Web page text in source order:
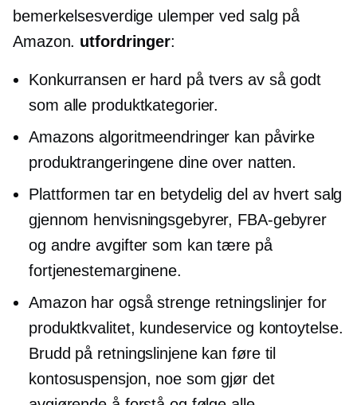
bemerkelsesverdige ulemper ved salg på
Amazon. utfordringer:
Konkurransen er hard på tvers av så godt
som alle produktkategorier.
Amazons algoritmeendringer kan påvirke
produktrangeringene dine over natten.
Plattformen tar en betydelig del av hvert salg
gjennom henvisningsgebyrer, FBA-gebyrer
og andre avgifter som kan tære på
fortjenestemarginene.
Amazon har også strenge retningslinjer for
produktkvalitet, kundeservice og kontoytelse.
Brudd på retningslinjene kan føre til
kontosuspensjon, noe som gjør det